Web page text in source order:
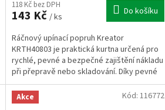
118 Kč bez DPH
143 Kč / ks Do košíku
Ráčnový upínací popruh Kreator
KRTH40803 je praktická kurtna určená pro
rychlé, pevné a bezpečné zajištění nákladu
při přepravě nebo skladování. Díky pevné
kovové ráčně umožňuje...
Akce Kód: 116772